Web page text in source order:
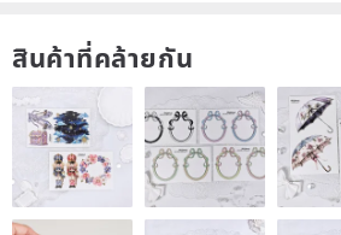
[Durability]Made of organic birch plywood
unusually strong material with light weight,
and moisture resistance. Finished with 3
protecting cover and wax.
สินค้าที่คล้ายกัน